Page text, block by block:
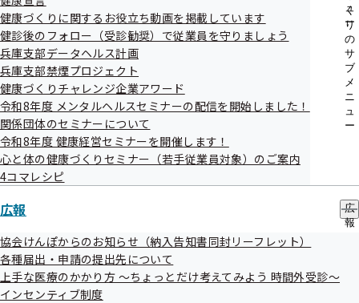
ュ
ー
く
り
の
サ
ブ
メ
ニ
ュ
ー
健康づくりに関するお役立ち動画を掲載しています
健診後のフォロー（受診勧奨）で従業員を守りましょう
兵庫支部データヘルス計画
兵庫支部禁煙プロジェクト
健康づくりチャレンジ企業アワード
令和8年度 メンタルヘルスセミナーの配信を開始しました！
関係団体のセミナーについて
令和8年度 健康経営セミナーを開催します！
心と体の健康づくりセミナー（若手従業員対象）のご案内
4コマレシピ
広報
広
報
協会けんぽからのお知らせ（納入告知書同封リーフレット）
各種届出・申請の提出先について
上手な医療のかかり方 ～ちょっとだけ考えてみよう 時間外受診～
インセンティブ制度
自己負担額の変更
現在の検査費用などを考慮し、健診にかかる費用を引
き上げました。
若年層への健診補助
20歳、25歳、30歳の被保険者についても補助が受けら
れるようになりました。（胃・大腸がん検査を除く）
健診項目の追加
一般健診・節目健診に追加できる健診として、骨粗
従来40歳から5歳刻みで一般健診に追加可能としていた
付加健診について、一般健診及び付加健診の項目を統
合し、「節目健診」へ名称変更しました。